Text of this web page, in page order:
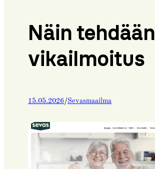
Näin tehdään
vikailmoitus
15.05.2026/Sevasmaailma